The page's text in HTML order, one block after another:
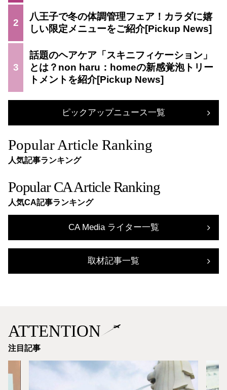
2
八王子で冬の体調管理フェア！カラダに嬉
しい限定メニューをご紹介
3
話題のヘアケア「スキニフィケーション」
とは？non haru：homeの新感覚泡トリー
トメントを紹介
ピックアップニュース一覧
Popular Article Ranking
人気記事ランキング
Popular CA Article Ranking
人気CA記事ランキング
CA Media ライター一覧
取材記事一覧
ATTENTION
注目記事